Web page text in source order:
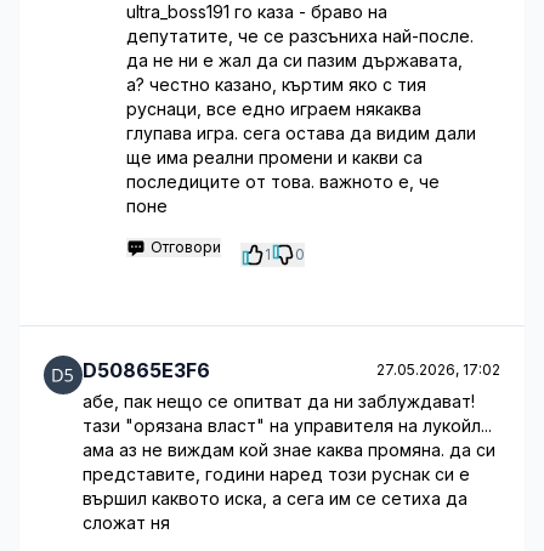
ultra_boss191 го каза - браво на
депутатите, че се разсъниха най-после.
да не ни е жал да си пазим държавата,
а? честно казано, къртим яко с тия
руснаци, все едно играем някаква
глупава игра. сега остава да видим дали
ще има реални промени и какви са
последиците от това. важното е, че
поне
Отговори 1 0
D50865E3F6 27.05.2026, 17:02
абе, пак нещо се опитват да ни заблуждават!
тази "орязана власт" на управителя на лукойл...
ама аз не виждам кой знае каква промяна. да си
представите, години наред този руснак си е
вършил каквото иска, а сега им се сетиха да
сложат ня